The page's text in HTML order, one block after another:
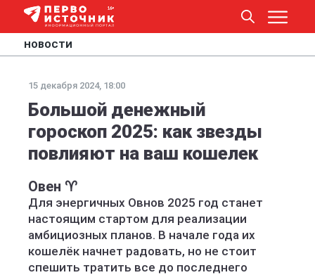
НОВОСТИ
15 декабря 2024, 18:00
Большой денежный
гороскоп 2025: как звезды
повлияют на ваш кошелек
Овен ♈️
Для энергичных Овнов 2025 год станет
настоящим стартом для реализации
амбициозных планов. В начале года их
кошелёк начнет радовать, но не стоит
спешить тратить все до последнего